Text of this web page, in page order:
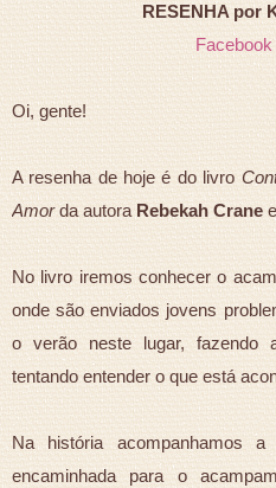
RESENHA por
Facebook
Oi, gente!
A resenha de hoje é do livro
Amorda autora Rebekah Crane
No livro iremos conhecer o
onde são enviados jovens
o verão neste lugar, fazendo
tentando entender o que está
Na história acompanhamos
encaminhada para o